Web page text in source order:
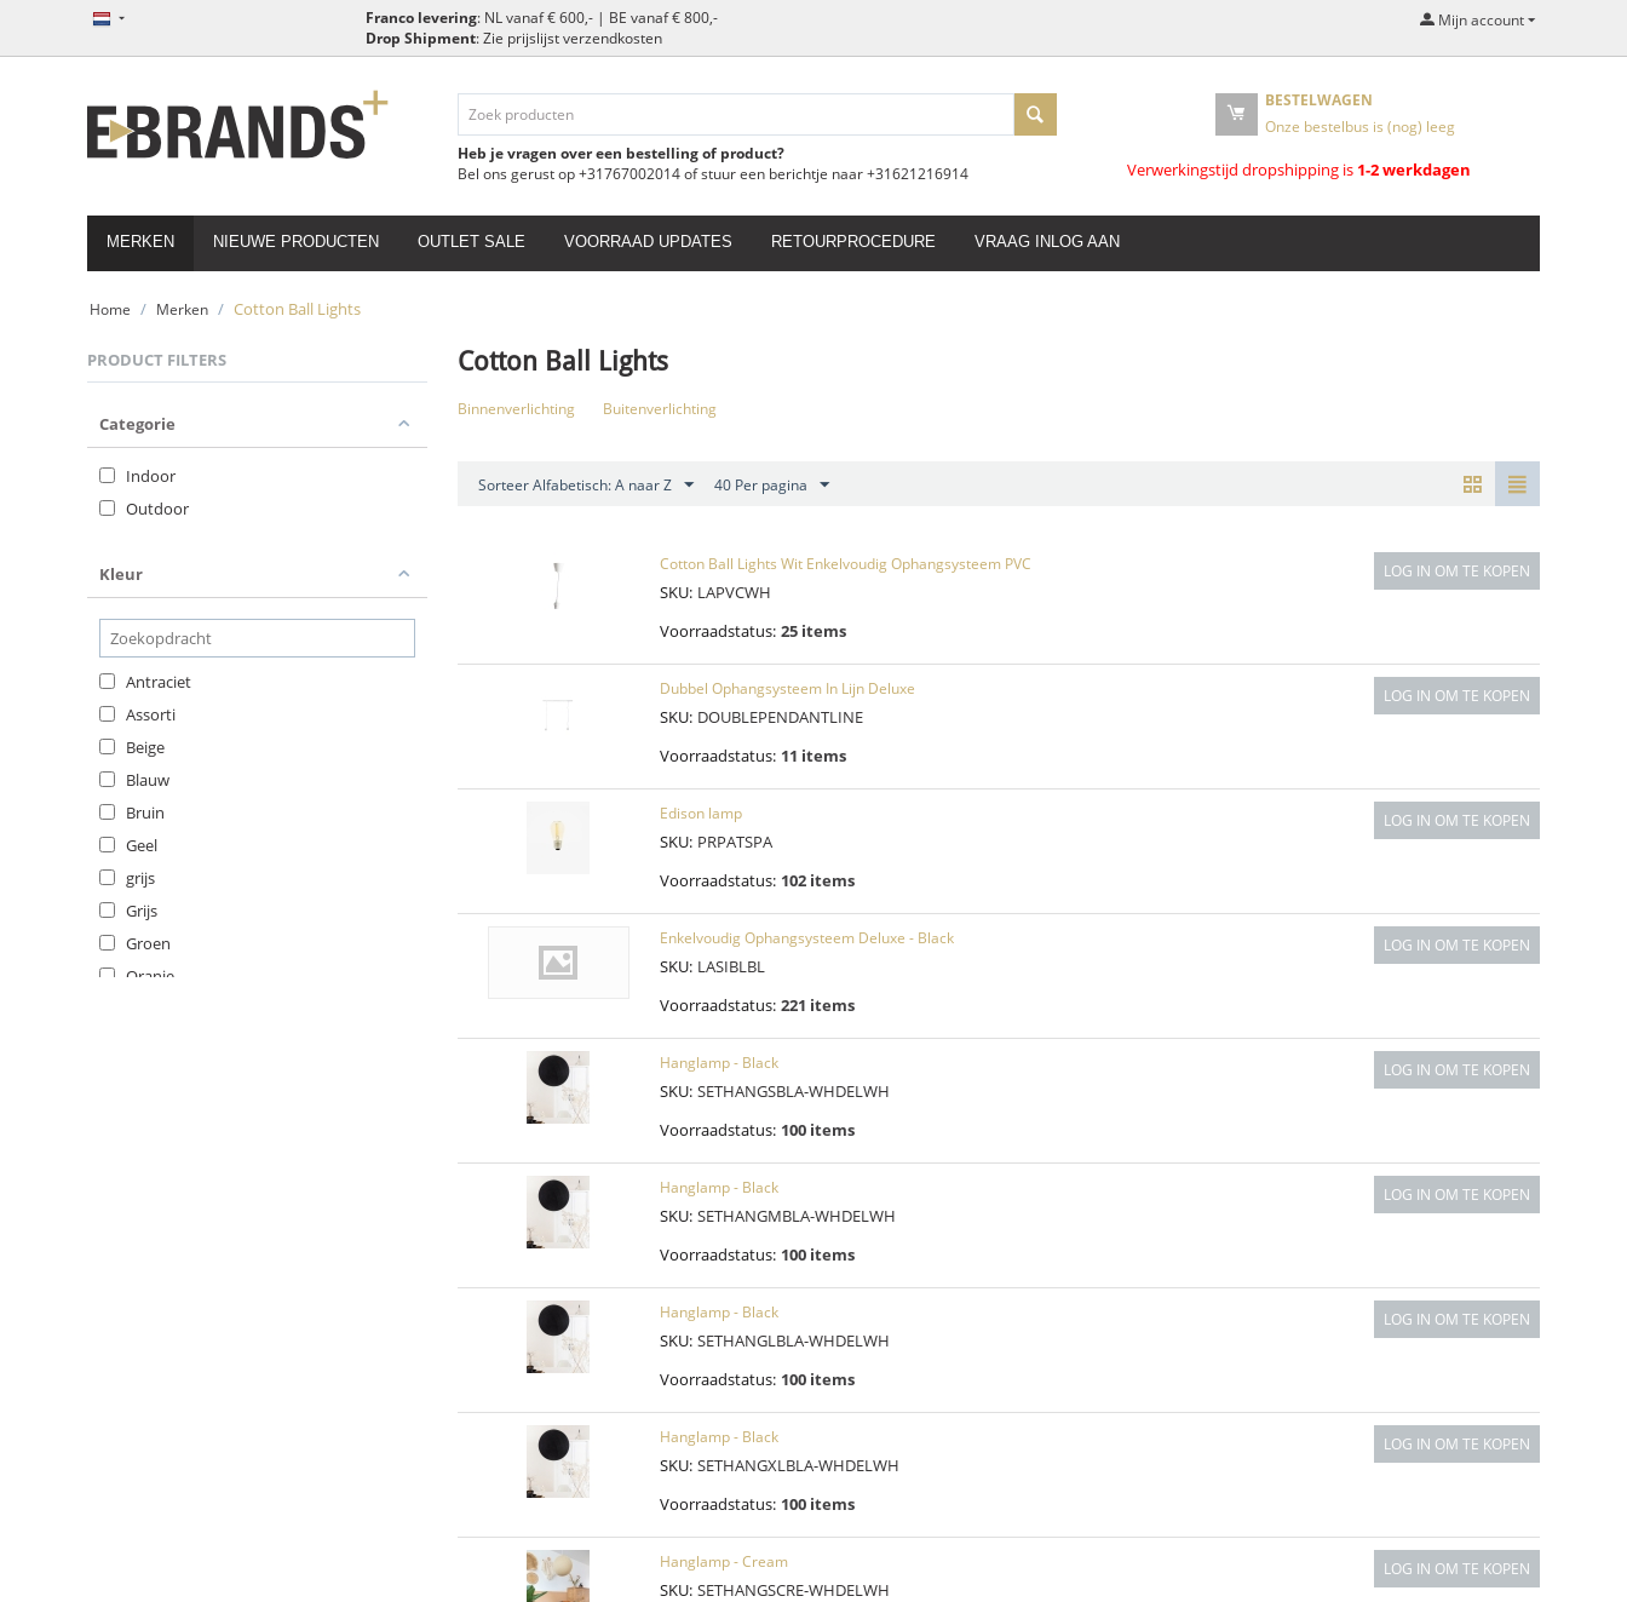
Franco levering: NL vanaf € 600,- | BE vanaf € 800,-
Drop Shipment: Zie prijslijst verzendkosten
Mijn account
Heb je vragen over een bestelling of product?
Bel ons gerust op +31767002014 of stuur een berichtje naar +31621216914
BESTELWAGEN
Onze bestelbus is (nog) leeg
Verwerkingstijd dropshipping is 1-2 werkdagen
MERKEN NIEUWE PRODUCTEN OUTLET SALE VOORRAAD UPDATES RETOURPROCEDURE VRAAG INLOG AAN
Home / Merken / Cotton Ball Lights
PRODUCT FILTERS
Categorie
Indoor
Outdoor
Kleur
Antraciet
Assorti
Beige
Blauw
Bruin
Geel
grijs
Grijs
Groen
Oranje
Cotton Ball Lights
Binnenverlichting Buitenverlichting
Sorteer Alfabetisch: A naar Z 40 Per pagina
Cotton Ball Lights Wit Enkelvoudig Ophangsysteem PVC
SKU: LAPVCWH
Voorraadstatus: 25 items
LOG IN OM TE KOPEN
Dubbel Ophangsysteem In Lijn Deluxe
SKU: DOUBLEPENDANTLINE
Voorraadstatus: 11 items
LOG IN OM TE KOPEN
Edison lamp
SKU: PRPATSPA
Voorraadstatus: 102 items
LOG IN OM TE KOPEN
Enkelvoudig Ophangsysteem Deluxe - Black
SKU: LASIBLBL
Voorraadstatus: 221 items
LOG IN OM TE KOPEN
Hanglamp - Black
SKU: SETHANGSBLA-WHDELWH
Voorraadstatus: 100 items
LOG IN OM TE KOPEN
Hanglamp - Black
SKU: SETHANGMBLA-WHDELWH
Voorraadstatus: 100 items
LOG IN OM TE KOPEN
Hanglamp - Black
SKU: SETHANGLBLA-WHDELWH
Voorraadstatus: 100 items
LOG IN OM TE KOPEN
Hanglamp - Black
SKU: SETHANGXLBLA-WHDELWH
Voorraadstatus: 100 items
LOG IN OM TE KOPEN
Hanglamp - Cream
SKU: SETHANGSCRE-WHDELWH
LOG IN OM TE KOPEN